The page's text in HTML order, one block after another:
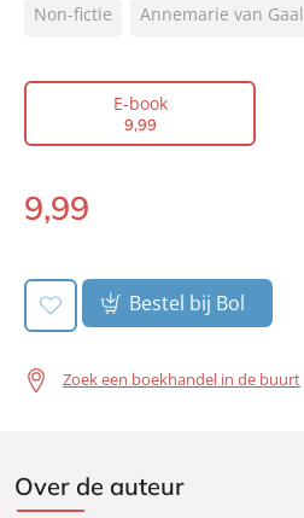
Type:
E-book
Prijs:
9,99
Aantal pagina's:
Uitgever:
Lev.
Non-fictie
Annemarie van Gaal
E-book
9,99
E-
9,99
Bestel bij Bol
Zoek een boekhandel in de buurt
Over de auteur